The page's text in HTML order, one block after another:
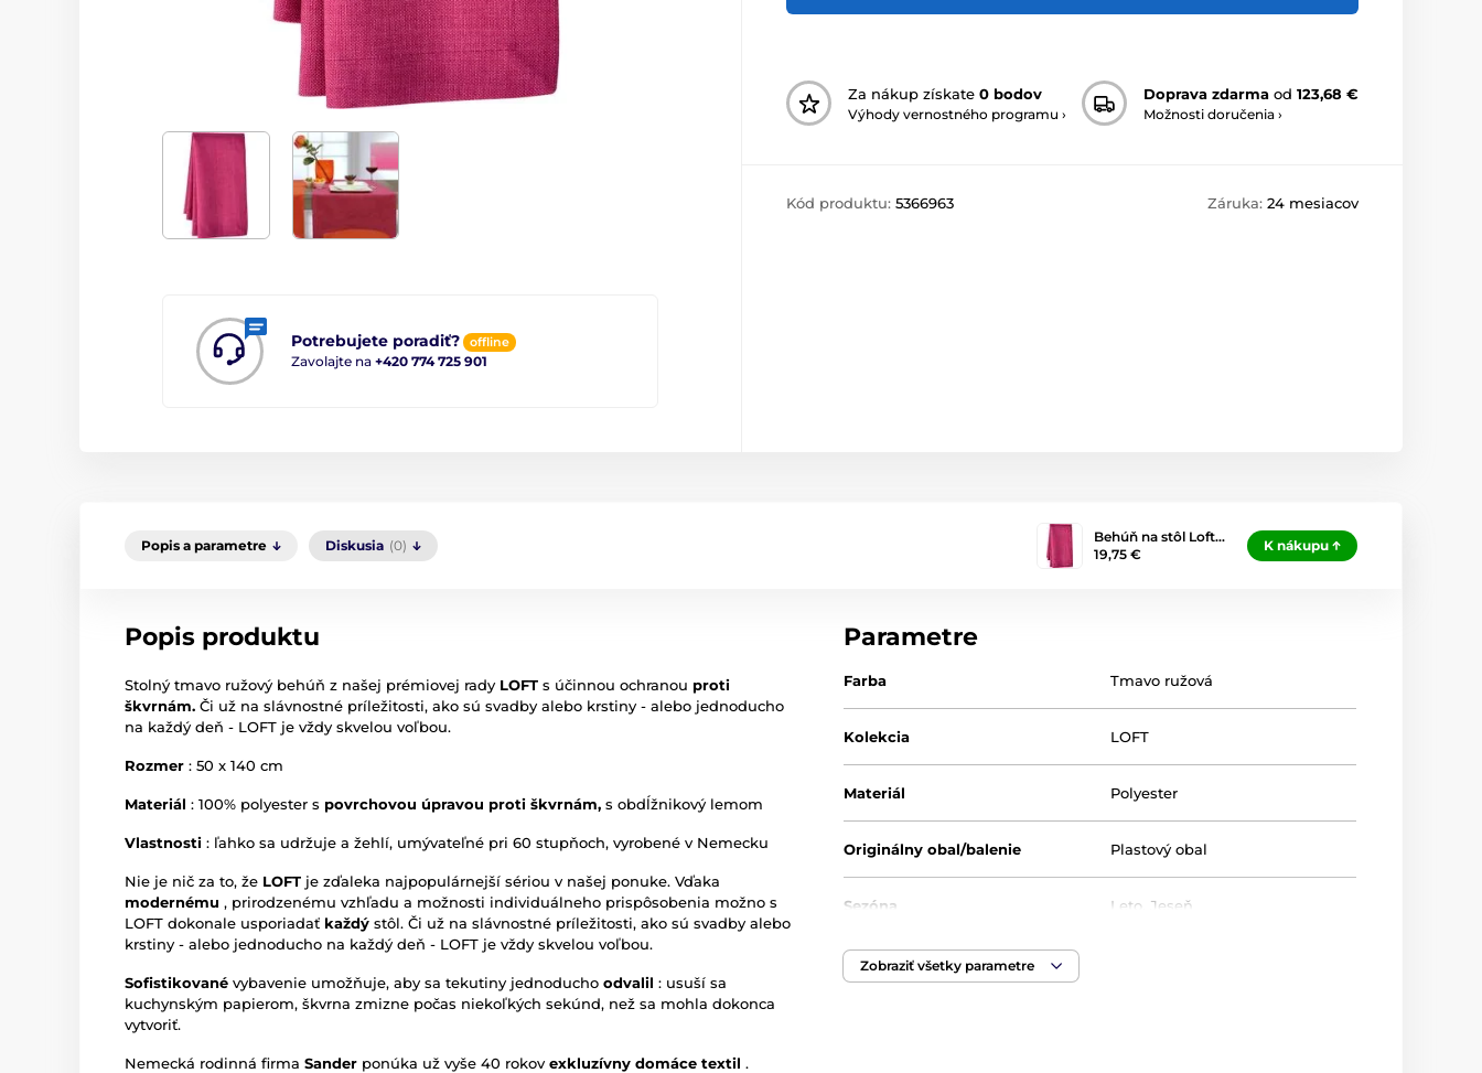
Potrebujete poradiť? offline
Zavolajte na +420 774 725 901
Za nákup získate 0 bodov
Výhody vernostného programu ›
Doprava zdarma od 123,68 €
Možnosti doručenia ›
Kód produktu: 5366963 Záruka: 24 mesiacov
Popis a parametre Diskusia (0)
Behúň na stôl Loft…
19,75 €
K nákupu
Popis produktu
Stolný tmavo ružový behúň z našej prémiovej rady LOFT s účinnou ochranou proti
škvrnám. Či už na slávnostné príležitosti, ako sú svadby alebo krstiny - alebo jednoducho
na každý deň - LOFT je vždy skvelou voľbou.
Rozmer : 50 x 140 cm
Materiál : 100% polyester s povrchovou úpravou proti škvrnám, s obdĺžnikový lemom
Vlastnosti : ľahko sa udržuje a žehlí, umývateľné pri 60 stupňoch, vyrobené v Nemecku
Nie je nič za to, že LOFT je zďaleka najpopulárnejší sériou v našej ponuke. Vďaka
modernému , prirodzenému vzhľadu a možnosti individuálneho prispôsobenia možno s
LOFT dokonale usporiadať každý stôl. Či už na slávnostné príležitosti, ako sú svadby alebo
krstiny - alebo jednoducho na každý deň - LOFT je vždy skvelou voľbou.
Sofistikované vybavenie umožňuje, aby sa tekutiny jednoducho odvalil : usuší sa
kuchynským papierom, škvrna zmizne počas niekoľkých sekúnd, než sa mohla dokonca
vytvoriť.
Nemecká rodinná firma Sander ponúka už vyše 40 rokov exkluzívny domáce textil .
Parametre
Farba Tmavo ružová
Kolekcia LOFT
Materiál Polyester
Originálny obal/balenie Plastový obal
Sezóna Leto Jeseň
Zobraziť všetky parametre